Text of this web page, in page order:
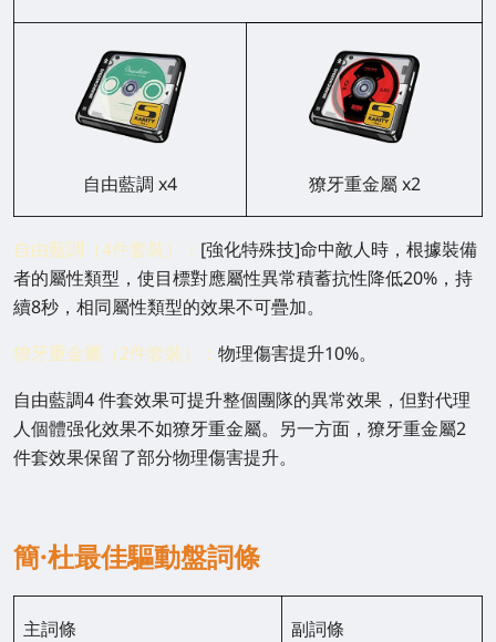
自由藍調 x4 獠牙重金屬 x2
自由藍調（4件套裝）： [強化特殊技]命中敵人時，根據裝備
者的屬性類型，使目標對應屬性異常積蓄抗性降低20%，持
續8秒，相同屬性類型的效果不可疊加。
獠牙重金屬（2件套裝）： 物理傷害提升10%。
自由藍調4 件套效果可提升整個團隊的異常效果，但對代理
人個體强化效果不如獠牙重金屬。另一方面，獠牙重金屬2
件套效果保留了部分物理傷害提升。
簡·杜最佳驅動盤詞條
主詞條 副詞條